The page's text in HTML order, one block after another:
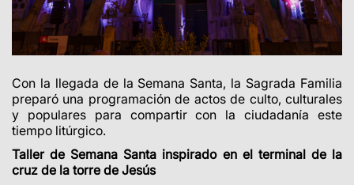
Con la llegada de la Semana Santa, la Sagrada Familia
preparó una programación de actos de culto, culturales
y populares para compartir con la ciudadanía este
tiempo litúrgico.
Taller de Semana Santa inspirado en el terminal de la
cruz de la torre de Jesús